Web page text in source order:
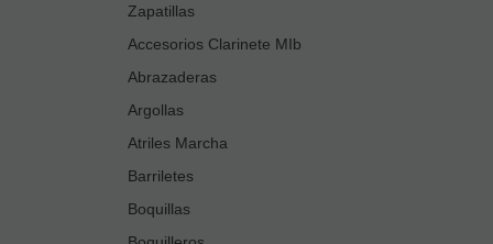
Zapatillas
Accesorios Clarinete MIb
Abrazaderas
Argollas
Atriles Marcha
Barriletes
Boquillas